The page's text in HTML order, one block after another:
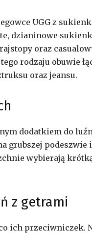
UGG z
dzianinowe
oraz
rodzaju obuwie
oraz jeansu.
dodatkiem do
grubszej podeszwie
wybierają
z getrami
ich przeciwniczek.